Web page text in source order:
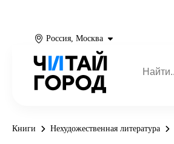
Россия, Москва
Книги Нехудожественная литература